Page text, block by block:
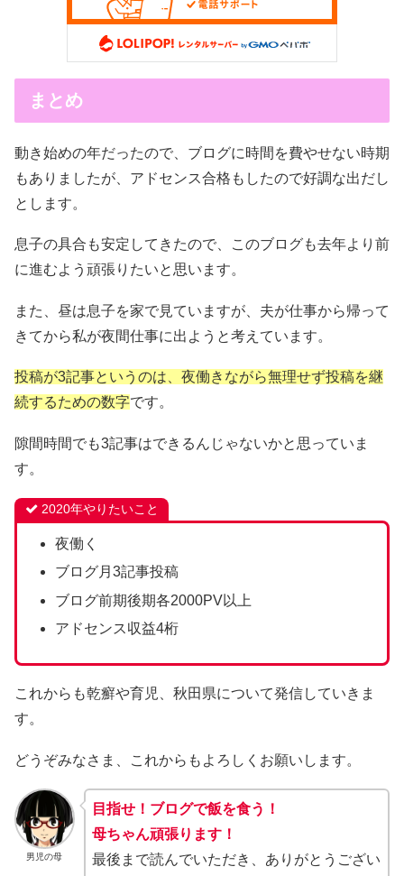
まとめ
動き始めの年だったので、ブログに時間を費やせない時期
もありましたが、アドセンス合格もしたので好調な出だし
とします。
息子の具合も安定してきたので、このブログも去年より前
に進むよう頑張りたいと思います。
また、昼は息子を家で見ていますが、夫が仕事から帰って
きてから私が夜間仕事に出ようと考えています。
投稿が3記事というのは、夜働きながら無理せず投稿を継
続するための数字です。
隙間時間でも3記事はできるんじゃないかと思っていま
す。
2020年やりたいこと
夜働く
ブログ月3記事投稿
ブログ前期後期各2000PV以上
アドセンス収益4桁
これからも乾癬や育児、秋田県について発信していきま
す。
どうぞみなさま、これからもよろしくお願いします。
男児の母
目指せ！ブログで飯を食う！
母ちゃん頑張ります！
最後まで読んでいただき、ありがとうござい